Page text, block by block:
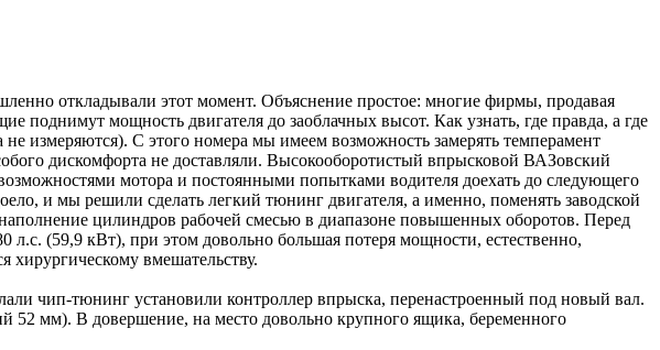
откладывали этот момент. Объяснение простое: многие фирмы, продавая
мощность двигателя до заоблачных высот. Как узнать, где правда, а где
измеряются). С этого номера мы имеем возможность замерять темперамент
дискомфорта не доставляли. Высокооборотистый впрысковой ВАЗовский
мотора и постоянными попытками водителя доехать до следующего
и мы решили сделать легкий тюнинг двигателя, а именно, поменять заводской
цилиндров рабочей смесью в диапазоне повышенных оборотов. Перед
(59,9 кВт), при этом довольно большая потеря мощности, естественно,
хирургическому вмешательству.
чип-тюнинг установили контроллер впрыска, перенастроенный под новый вал.
52 мм). В довершение, на место довольно крупного ящика, беременного